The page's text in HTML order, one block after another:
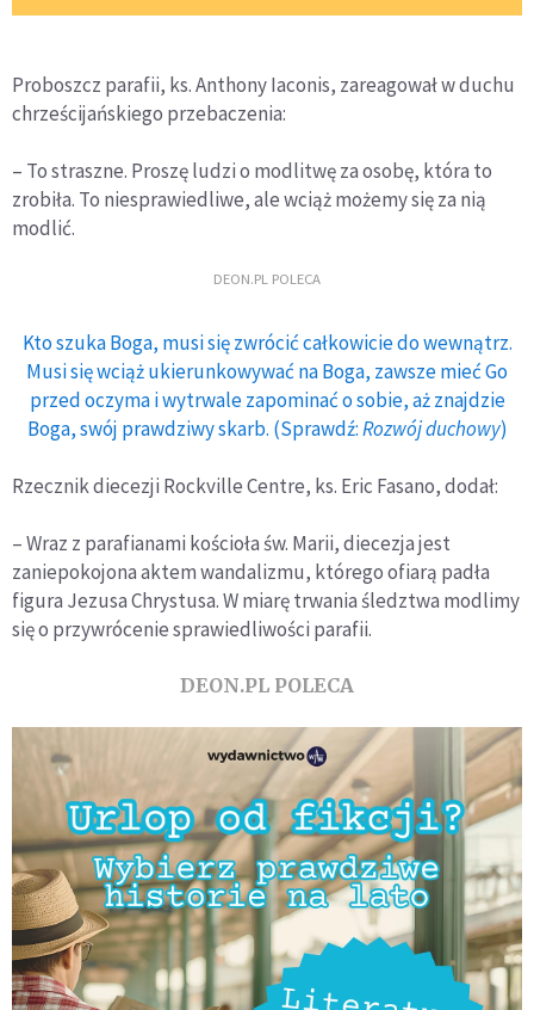
Proboszcz parafii, ks. Anthony Iaconis, zareagował w duchu
chrześcijańskiego przebaczenia:
– To straszne. Proszę ludzi o modlitwę za osobę, która to
zrobiła. To niesprawiedliwe, ale wciąż możemy się za nią
modlić.
DEON.PL POLECA
Kto szuka Boga, musi się zwrócić całkowicie do wewnątrz.
Musi się wciąż ukierunkowywać na Boga, zawsze mieć Go
przed oczyma i wytrwale zapominać o sobie, aż znajdzie
Boga, swój prawdziwy skarb. (Sprawdź:Rozwój duchowy)
Rzecznik diecezji Rockville Centre, ks. Eric Fasano, dodał:
– Wraz z parafianami kościoła św. Marii, diecezja jest
zaniepokojona aktem wandalizmu, którego ofiarą padła
figura Jezusa Chrystusa. W miarę trwania śledztwa modlimy
się o przywrócenie sprawiedliwości parafii.
DEON.PL POLECA